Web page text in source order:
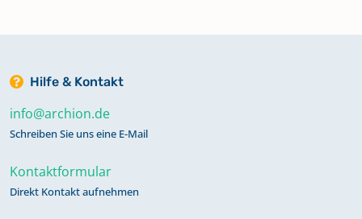
Hilfe & Kontakt
info@archion.de
Schreiben Sie uns eine E-Mail
Kontaktformular
Direkt Kontakt aufnehmen